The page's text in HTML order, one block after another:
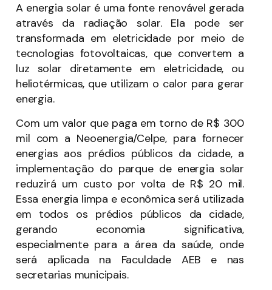
A energia solar é uma fonte renovável gerada
através da radiação solar. Ela pode ser
transformada em eletricidade por meio de
tecnologias fotovoltaicas, que convertem a
luz solar diretamente em eletricidade, ou
heliotérmicas, que utilizam o calor para gerar
energia.
Com um valor que paga em torno de R$ 300
mil com a Neoenergia/Celpe, para fornecer
energias aos prédios públicos da cidade, a
implementação do parque de energia solar
reduzirá um custo por volta de R$ 20 mil.
Essa energia limpa e econômica será utilizada
em todos os prédios públicos da cidade,
gerando economia significativa,
especialmente para a área da saúde, onde
será aplicada na Faculdade AEB e nas
secretarias municipais.